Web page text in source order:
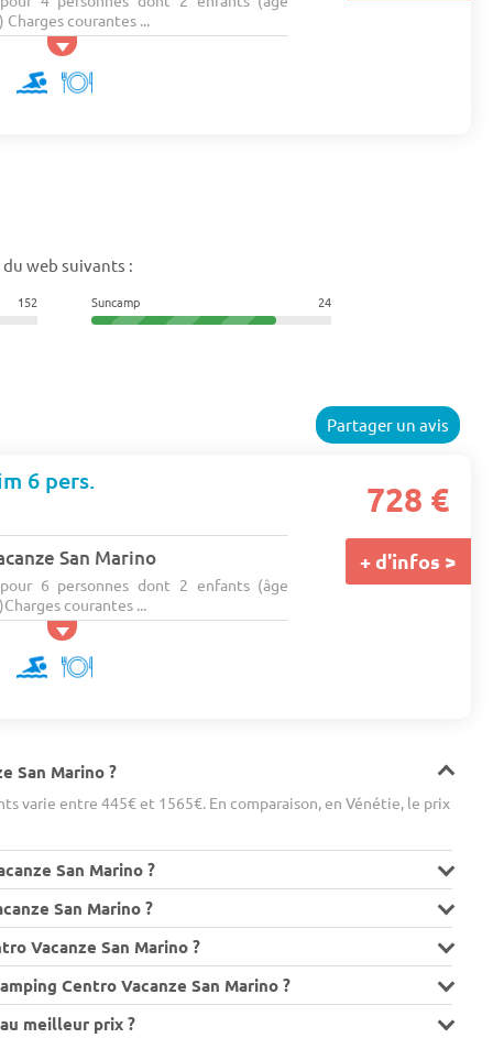
courantes ...
web suivants :
152 Suncamp 24
Partager un avis
6 pers.
San Marino
6 personnes dont 2 enfants (âge
courantes ...
728 €
+ d'infos >
San Marino ?
varie entre 445€ et 1565€. En comparaison, en Vénétie, le prix
San Marino ?
San Marino ?
Vacanze San Marino ?
Centro Vacanze San Marino ?
meilleur prix ?